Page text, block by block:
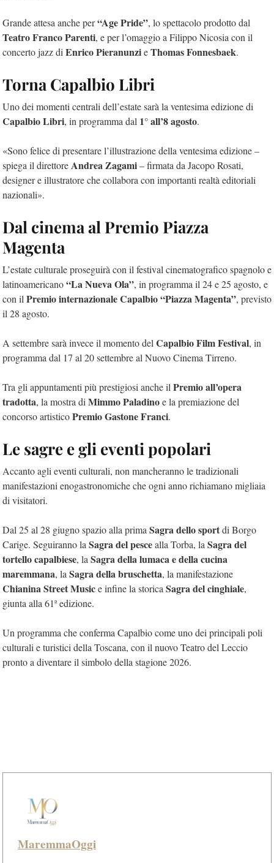
Grande attesa anche per“Age Pride”, lo spettacolo prodotto dal
Teatro Franco Parenti, e per l’omaggio a Filippo Nicosia con il
concerto jazz di Enrico PieranunzieThomas Fonnesbaek.
Torna Capalbio Libri
Uno dei momenti centrali dell’estate sarà la ventesima edizione di
Capalbio Libri, in programma dal 1° all’8 agosto.
«Sono felice di presentare l’illustrazione della ventesima edizione –
spiega il direttoreAndrea Zagami– firmata da Jacopo Rosati,
designer e illustratore che collabora con importanti realtà editoriali
nazionali».
Dal cinema al Premio Piazza
Magenta
L’estate culturale proseguirà con il festival cinematografico spagnolo e
latinoamericano“La Nueva Ola”, in programma il 24 e 25 agosto, e
con il Premio internazionale Capalbio “Piazza Magenta”, previsto
il 28 agosto.
A settembre sarà invece il momento del Capalbio Film Festival, in
programma dal 17 al 20 settembre al Nuovo Cinema Tirreno.
Tra gli appuntamenti più prestigiosi anche il Premio all’opera
tradotta, la mostra di Mimmo Paladinoe la premiazione del
concorso artisticoPremio Gastone Franci.
Le sagre e gli eventi popolari
Accanto agli eventi culturali, non mancheranno le tradizionali
manifestazioni enogastronomiche che ogni anno richiamano migliaia
di visitatori.
Dal 25 al 28 giugno spazio alla prima Sagra dello sportdi Borgo
Carige. Seguiranno la Sagra del pescealla Torba, la Sagra del
tortello capalbiese, la Sagra della lumaca e della cucina
maremmana, la Sagra della bruschetta, la manifestazione
Chianina Street Musice infine la storica Sagra del cinghiale,
giunta alla 61ª edizione.
Un programma che conferma Capalbio come uno dei principali poli
culturali e turistici della Toscana, con il nuovo Teatro del Leccio
pronto a diventare il simbolo della stagione 2026.
MaremmaOggi